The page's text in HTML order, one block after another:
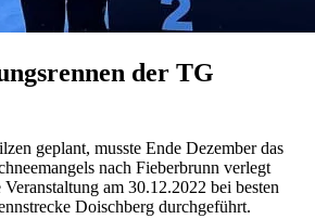
der TG
geplant, musste Ende Dezember das
nach Fieberbrunn verlegt
am 30.12.2022 bei besten
Doischberg durchgeführt.